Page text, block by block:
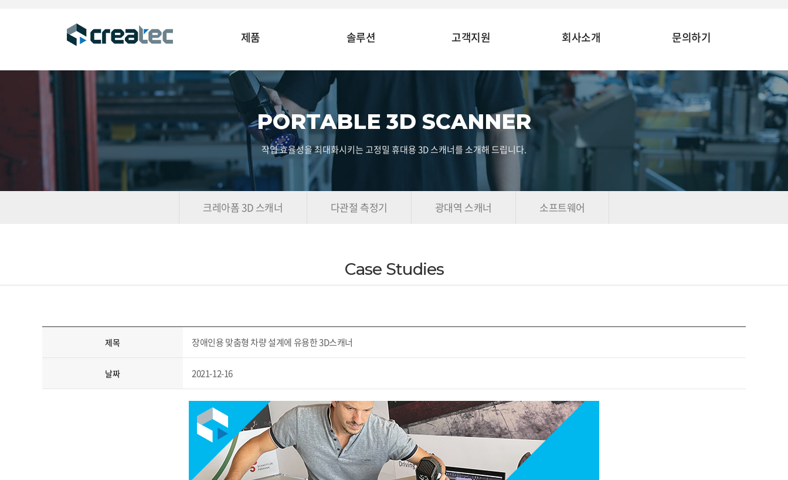
제품 솔루션 고객지원 회사소개 문의하기
PORTABLE 3D SCANNER
작업 효율성을 최대화시키는 고정밀 휴대용 3D 스캐너를 소개해 드립니다.
크레아폼 3D 스캐너 다관절 측정기 광대역 스캐너 소프트웨어
Case Studies
제목 장애인용 맞춤형 차량 설계에 유용한 3D스캐너
날짜 2021-12-16